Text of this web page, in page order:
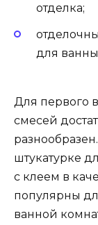
отделка;
для
Для первого
смесей
штукатурке
с клеем в
популярны
ванной